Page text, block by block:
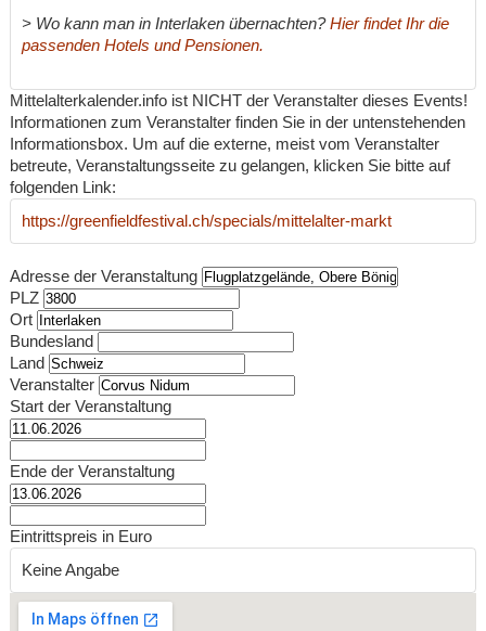
> Wo kann man in Interlaken übernachten?Hier findet Ihr die
passenden Hotels und Pensionen.
Mittelalterkalender.info ist NICHT der Veranstalter dieses Events!
Informationen zum Veranstalter finden Sie in der untenstehenden
Informationsbox. Um auf die externe, meist vom Veranstalter
betreute, Veranstaltungsseite zu gelangen, klicken Sie bitte auf
folgenden Link:
https://greenfieldfestival.ch/specials/mittelalter-markt
Adresse der Veranstaltung
PLZ
Ort
Bundesland
Land
Veranstalter
Start der Veranstaltung
Ende der Veranstaltung
Eintrittspreis in Euro
Keine Angabe